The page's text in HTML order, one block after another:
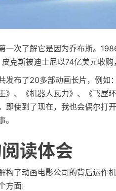
一次了解它是因为乔布斯。
克斯被迪士尼以74亿美元收购
发布了20多部动画长片，例如
》、《机器人瓦力》、《飞屋
即使到了现在，我也会偶尔打
。
读体会
构了动画电影公司的背后运作
方面: